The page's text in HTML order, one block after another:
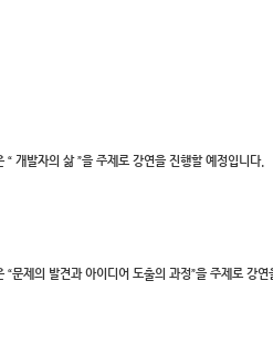
발자의 삶 ”을 주제로 강연을 진행할 예정입니다.
제의 발견과 아이디어 도출의 과정”을 주제로 강연